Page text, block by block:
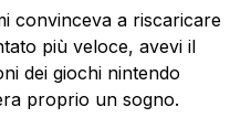
convinceva a riscaricare
più veloce, avevi il
dei giochi nintendo
proprio un sogno.